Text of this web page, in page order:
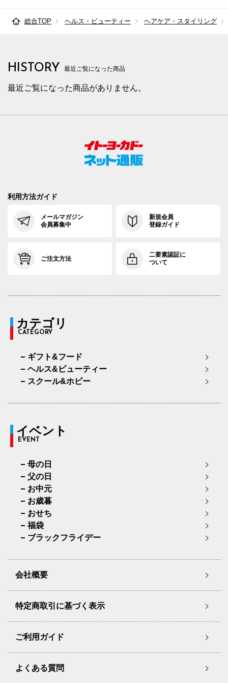
総合TOP ヘルス・ビューティー ヘアケア・スタイリング
HISTORY 最近ご覧になった商品
最近ご覧になった商品がありません。
利用方法ガイド
メールマガジン
会員募集中
新規会員
登録ガイド
ご注文方法
二要素認証に
ついて
カテゴリ
CATEGORY
ギフト&フード
ヘルス&ビューティー
スクール&ホビー
イベント
EVENT
母の日
父の日
お中元
お歳暮
おせち
福袋
ブラックフライデー
会社概要
特定商取引に基づく表示
ご利用ガイド
よくある質問